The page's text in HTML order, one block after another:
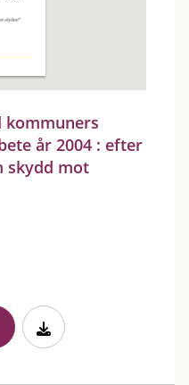
kommuners
år 2004 : efter
skydd mot